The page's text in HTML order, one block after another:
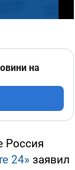
на
Россия
24» заявил